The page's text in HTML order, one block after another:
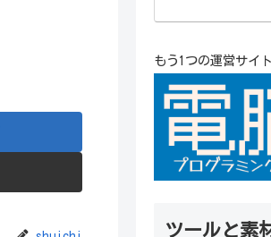
もう1つの運営サイ
ツールと素